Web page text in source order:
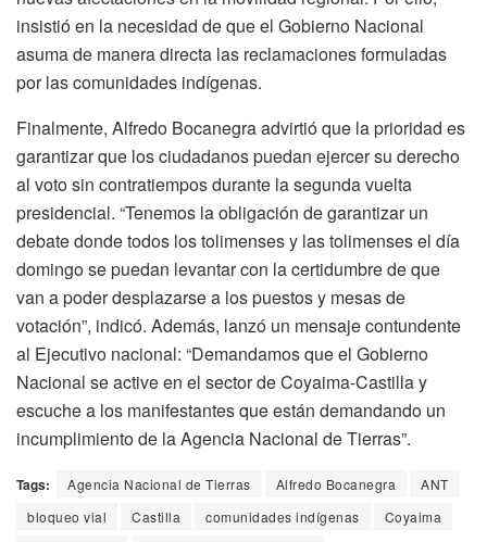
insistió en la necesidad de que el Gobierno Nacional
asuma de manera directa las reclamaciones formuladas
por las comunidades indígenas.
Finalmente, Alfredo Bocanegra advirtió que la prioridad es
garantizar que los ciudadanos puedan ejercer su derecho
al voto sin contratiempos durante la segunda vuelta
presidencial. “Tenemos la obligación de garantizar un
debate donde todos los tolimenses y las tolimenses el día
domingo se puedan levantar con la certidumbre de que
van a poder desplazarse a los puestos y mesas de
votación”, indicó. Además, lanzó un mensaje contundente
al Ejecutivo nacional: “Demandamos que el Gobierno
Nacional se active en el sector de Coyaima-Castilla y
escuche a los manifestantes que están demandando un
incumplimiento de la Agencia Nacional de Tierras”.
Tags: Agencia Nacional de Tierras Alfredo Bocanegra
ANT
bloqueo vial
Castilla comunidades indígenas
Coyaima